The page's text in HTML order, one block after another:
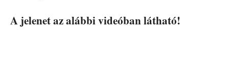
A jelenet az alábbi videóban látható!